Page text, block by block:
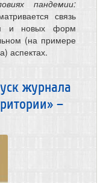
пандемии:
связь
и новых форм
(на примере
аспектах.
журнала
–